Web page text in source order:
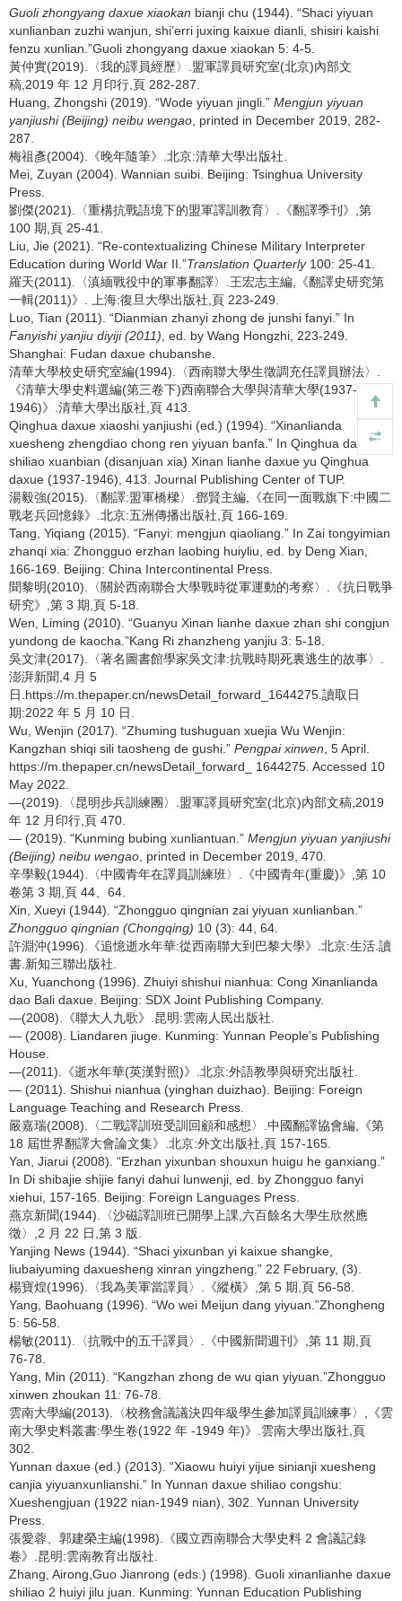
Guoli zhongyang daxue xiaokan bianji chu (1944). “Shaci yiyuan
xunlianban zuzhi wanjun, shi’erri juxing kaixue dianli, shisiri kaishi
fenzu xunlian.”Guoli zhongyang daxue xiaokan 5: 4-5.
黃仲實(2019).〈我的譯員經歷〉.盟軍譯員研究室(北京)內部文
稿,2019 年 12 月印行,頁 282-287.
Huang, Zhongshi (2019). “Wode yiyuan jingli.” Mengjun yiyuan
yanjiushi (Beijing) neibu wengao , printed in December 2019, 282-
287.
梅祖彥(2004).《晚年隨筆》.北京:清華大學出版社.
Mei, Zuyan (2004). Wannian suibi. Beijing: Tsinghua University
Press.
劉傑(2021).〈重構抗戰語境下的盟軍譯訓教育〉.《翻譯季刊》,第
100 期,頁 25-41.
Liu, Jie (2021). “Re-contextualizing Chinese Military Interpreter
Education during World War II.”Translation Quarterly 100: 25-41.
羅天(2011).〈滇緬戰役中的軍事翻譯〉.王宏志主編,《翻譯史研究第
一輯(2011)》. 上海:復旦大學出版社,頁 223-249.
Luo, Tian (2011). “Dianmian zhanyi zhong de junshi fanyi.” In
Fanyishi yanjiu diyiji (2011) , ed. by Wang Hongzhi, 223-249.
Shanghai: Fudan daxue chubanshe.
清華大學校史研究室編(1994).〈西南聯大學生徵調充任譯員辦法〉.
《清華大學史料選編(第三卷下)西南聯合大學與清華大學(1937-
1946)》.清華大學出版社,頁 413.
Qinghua daxue xiaoshi yanjiushi (ed.) (1994). “Xinanlianda
xuesheng zhengdiao chong ren yiyuan banfa.” In Qinghua daxue
shiliao xuanbian (disanjuan xia) Xinan lianhe daxue yu Qinghua
daxue (1937-1946), 413. Journal Publishing Center of TUP.
湯毅強(2015).〈翻譯:盟軍橋樑〉.鄧賢主編,《在同一面戰旗下:中國二
戰老兵回憶錄》.北京:五洲傳播出版社,頁 166-169.
Tang, Yiqiang (2015). “Fanyi: mengjun qiaoliang.” In Zai tongyimian
zhanqi xia: Zhongguo erzhan laobing huiyliu, ed. by Deng Xian,
166-169. Beijing: China Intercontinental Press.
聞黎明(2010).〈關於西南聯合大學戰時從軍運動的考察〉.《抗日戰爭
研究》,第 3 期,頁 5-18.
Wen, Liming (2010). “Guanyu Xinan lianhe daxue zhan shi congjun
yundong de kaocha.”Kang Ri zhanzheng yanjiu 3: 5-18.
吳文津(2017).〈著名圖書館學家吳文津:抗戰時期死裏逃生的故事〉.
澎湃新聞,4 月 5
日.https://m.thepaper.cn/newsDetail_forward_1644275.讀取日
期:2022 年 5 月 10 日.
Wu, Wenjin (2017). “Zhuming tushuguan xuejia Wu Wenjin:
Kangzhan shiqi sili taosheng de gushi.” Pengpai xinwen , 5 April.
https://m.thepaper.cn/newsDetail_forward_ 1644275. Accessed 10
May 2022.
—(2019).〈昆明步兵訓練團〉.盟軍譯員研究室(北京)內部文稿,2019
年 12 月印行,頁 470.
— (2019). “Kunming bubing xunliantuan.” Mengjun yiyuan yanjiushi
(Beijing) neibu wengao , printed in December 2019, 470.
辛學毅(1944).〈中國青年在譯員訓練班〉.《中國青年(重慶)》,第 10
卷第 3 期,頁 44、64.
Xin, Xueyi (1944). “Zhongguo qingnian zai yiyuan xunlianban.”
Zhongguo qingnian (Chongqing) 10 (3): 44, 64.
許淵沖(1996).《追憶逝水年華:從西南聯大到巴黎大學》.北京:生活.讀
書.新知三聯出版社.
Xu, Yuanchong (1996). Zhuiyi shishui nianhua: Cong Xinanlianda
dao Bali daxue. Beijing: SDX Joint Publishing Company.
—(2008).《聯大人九歌》.昆明:雲南人民出版社.
— (2008). Liandaren jiuge. Kunming: Yunnan People’s Publishing
House.
—(2011).《逝水年華(英漢對照)》.北京:外語教學與研究出版社.
— (2011). Shishui nianhua (yinghan duizhao). Beijing: Foreign
Language Teaching and Research Press.
嚴嘉瑞(2008).〈二戰譯訓班受訓回顧和感想〉.中國翻譯協會編,《第
18 屆世界翻譯大會論文集》.北京:外文出版社,頁 157-165.
Yan, Jiarui (2008). “Erzhan yixunban shouxun huigu he ganxiang.”
In Di shibajie shijie fanyi dahui lunwenji, ed. by Zhongguo fanyi
xiehui, 157-165. Beijing: Foreign Languages Press.
燕京新聞(1944).〈沙磁譯訓班已開學上課,六百餘名大學生欣然應
徵〉,2 月 22 日,第 3 版.
Yanjing News (1944). “Shaci yixunban yi kaixue shangke,
liubaiyuming daxuesheng xinran yingzheng.” 22 February, (3).
楊寶煌(1996).〈我為美軍當譯員〉.《縱橫》,第 5 期,頁 56-58.
Yang, Baohuang (1996). “Wo wei Meijun dang yiyuan.”Zhongheng
5: 56-58.
楊敏(2011).〈抗戰中的五千譯員〉.《中國新聞週刊》,第 11 期,頁
76-78.
Yang, Min (2011). “Kangzhan zhong de wu qian yiyuan.”Zhongguo
xinwen zhoukan 11: 76-78.
雲南大學編(2013).〈校務會議議決四年級學生參加譯員訓練事〉,《雲
南大學史料叢書:學生卷(1922 年 -1949 年)》.雲南大學出版社,頁
302.
Yunnan daxue (ed.) (2013). “Xiaowu huiyi yijue sinianji xuesheng
canjia yiyuanxunlianshi.” In Yunnan daxue shiliao congshu:
Xueshengjuan (1922 nian-1949 nian), 302. Yunnan University
Press.
張愛蓉、郭建榮主編(1998).《國立西南聯合大學史料 2 會議記錄
卷》.昆明:雲南教育出版社.
Zhang, Airong,Guo Jianrong (eds.) (1998). Guoli xinanlianhe daxue
shiliao 2 huiyi jilu juan. Kunming: Yunnan Education Publishing